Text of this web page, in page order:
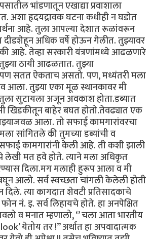
भांडणातून एखाद्या प्रवाशाला
अशा हृदयद्रावक घटना कधीही न घडोत
आहे. तुला आपल्या देशात रूळांवरून
अधिक वर्षे होऊन गेलीत. तुझ्यावर
आहे. तेव्हा सरकारी यंत्रणांमध्ये आढळणारे
ठायी आढळतात. तुझ्या
सतत ऐकताच असतो. पण, मध्यंतरी मला
तुझ्या एका मूळ स्थानकावर मी
सुटायला अजून अवकाश होता.डब्यात
खिडकीतून बाहेर बघत होतो.तेवढ्यात एक
आला. तो सफाई कामगारांवरचा
मला सांगितले की तुमच्या डब्यांची व
कामगारांनी केली आहे. ती कशी झाली
लेखी मत हवे होते. त्याने मला अधिकृत
दिला.मग मलाही हुरूप आला व मी
आलो. सर्व स्वच्छता चांगली केलेली होती
दिले. त्या कागदात शेवटी प्रतिसादकाचे
नं. इ. सर्व लिहायचे होते. हा अनपेक्षित
व मनात म्हणालो, ‘’ चला आता भारतीय
येतोय तर !” अर्थात हा अपवादात्मक